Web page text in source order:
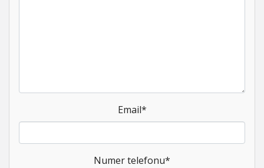
Email*
Numer telefonu*